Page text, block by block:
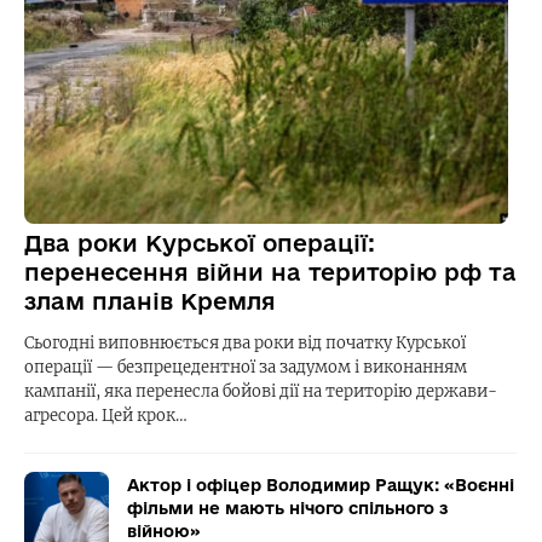
Два роки Курської операції:
перенесення війни на територію рф та
злам планів Кремля
Сьогодні виповнюється два роки від початку Курської
операції — безпрецедентної за задумом і виконанням
кампанії, яка перенесла бойові дії на територію держави-
агресора. Цей крок…
Актор і офіцер Володимир Ращук: «Воєнні
фільми не мають нічого спільного з
війною»